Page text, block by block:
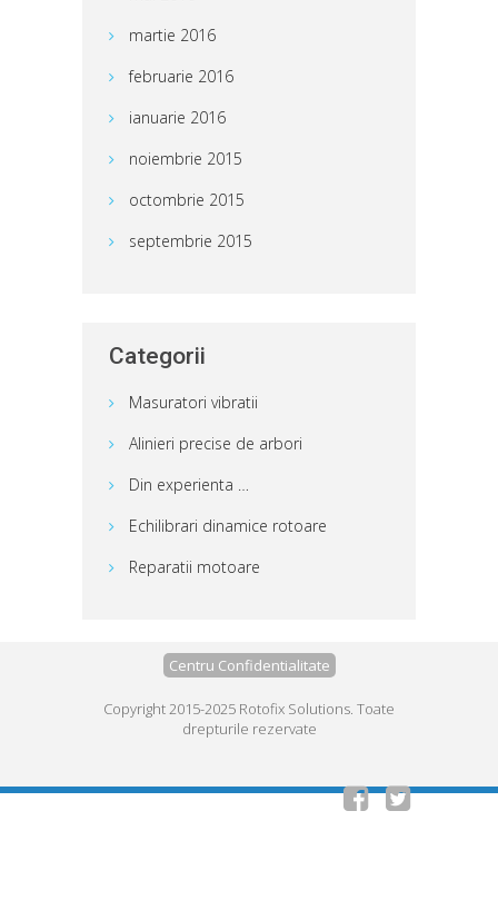
martie 2016
februarie 2016
ianuarie 2016
noiembrie 2015
octombrie 2015
septembrie 2015
Categorii
Masuratori vibratii
Alinieri precise de arbori
Din experienta …
Echilibrari dinamice rotoare
Reparatii motoare
Centru Confidentialitate
Copyright 2015-2025 Rotofix Solutions. Toate
drepturile rezervate
 